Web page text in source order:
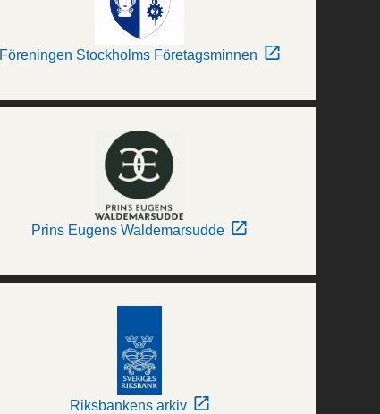
Föreningen Stockholms Företagsminnen
Prins Eugens Waldemarsudde
Riksbankens arkiv